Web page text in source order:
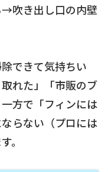
→吹き出し口の内壁
除できて気持ちい
れた」「市販のブ
方で「フィンには
らない（プロには
。